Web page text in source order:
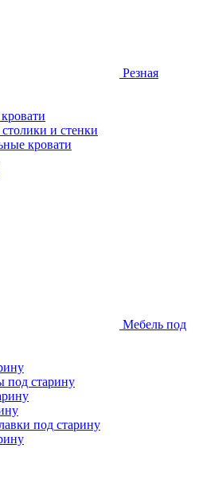
Резная
и стенки
кровати
Мебель под
под старину
под старину